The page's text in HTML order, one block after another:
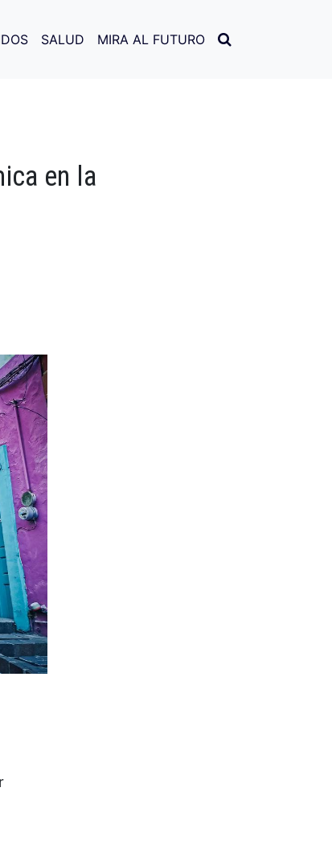
SALUD MIRA AL FUTURO
en la